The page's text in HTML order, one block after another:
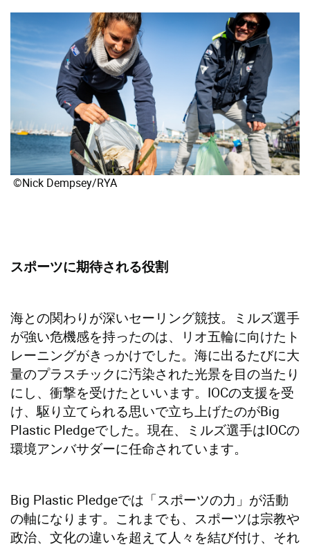
©Nick Dempsey/RYA
スポーツに期待される役割
海との関わりが深いセーリング競技。ミルズ選手
が強い危機感を持ったのは、リオ五輪に向けたト
レーニングがきっかけでした。海に出るたびに大
量のプラスチックに汚染された光景を目の当たり
にし、衝撃を受けたといいます。IOCの支援を受
け、駆り立てられる思いで立ち上げたのがBig
Plastic Pledgeでした。現在、ミルズ選手はIOCの
環境アンバサダーに任命されています。
Big Plastic Pledgeでは「スポーツの力」が活動
の軸になります。これまでも、スポーツは宗教や
政治、文化の違いを超えて人々を結び付け、それ